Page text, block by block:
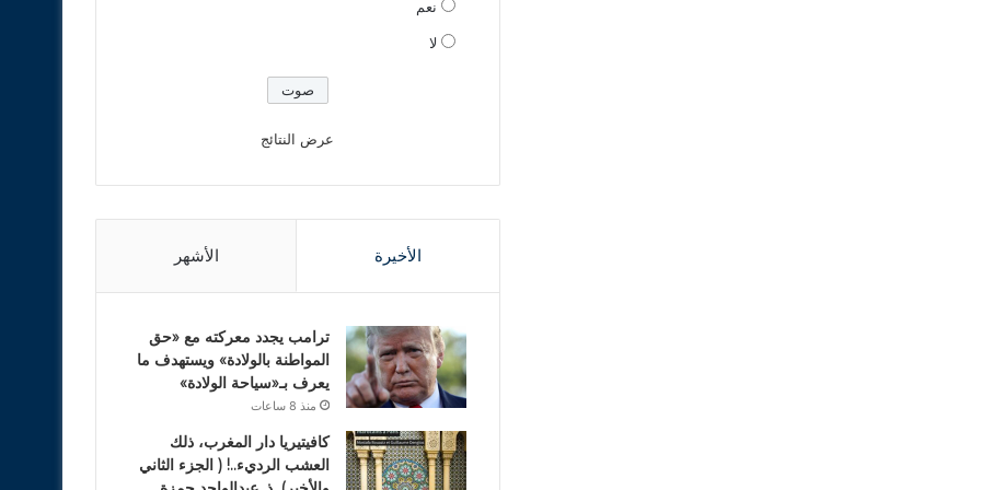
نعم
لا
عرض النتائج
الأخيرة الأشهر
ترامب يجدد معركته مع «حق
المواطنة بالولادة» ويستهدف ما
يعرف بـ«سياحة الولادة»
منذ 8 ساعات
كافيتيريا دار المغرب، ذلك
العشب الرديء..! ( الجزء الثاني